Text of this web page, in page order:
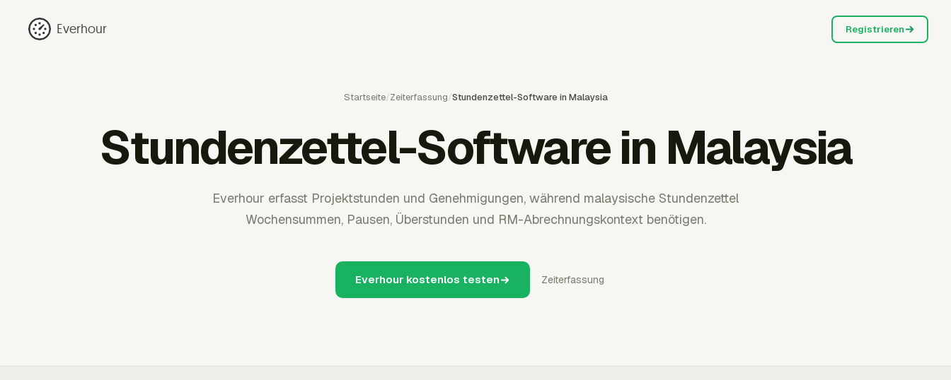
Everhour Registrieren
Startseite/Zeiterfassung/Stundenzettel-Software in Malaysia
Stundenzettel-Software in Malaysia
Everhour erfasst Projektstunden und Genehmigungen, während malaysische Stundenzettel
Wochensummen, Pausen, Überstunden und RM-Abrechnungskontext benötigen.
Everhour kostenlos testen Zeiterfassung